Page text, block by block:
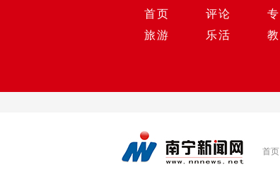
首页 评论
旅游
乐活
首页